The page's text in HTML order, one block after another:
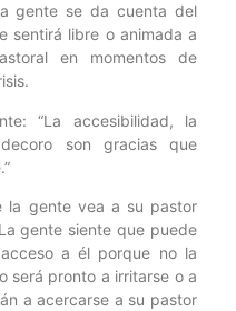
gente se da cuenta del
sentirá libre o animada a
en momentos de
“La accesibilidad, la
son gracias que
la gente vea a su pastor
gente siente que puede
a él porque no la
será pronto a irritarse o a
a acercarse a su pastor